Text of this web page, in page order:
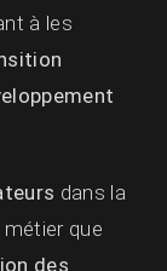
à les
dans la
que
des